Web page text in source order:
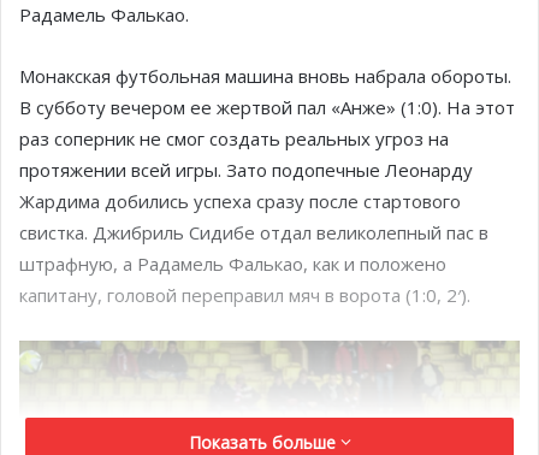
Радамель Фалькао.
Монакская футбольная машина вновь набрала обороты.
В субботу вечером ее жертвой пал «Анже» (1:0). На этот
раз соперник не смог создать реальных угроз на
протяжении всей игры. Зато подопечные Леонарду
Жардима добились успеха сразу после стартового
свистка. Джибриль Сидибе отдал великолепный пас в
штрафную, а Радамель Фалькао, как и положено
капитану, головой переправил мяч в ворота (1:0, 2′).
Показать больше